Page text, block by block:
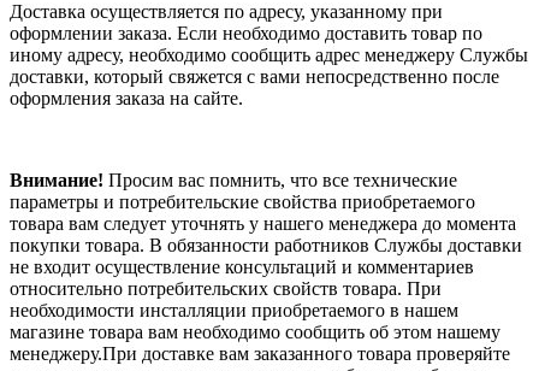
Доставка осуществляется по адресу, указанному при
оформлении заказа. Если необходимо доставить товар по
иному адресу, необходимо сообщить адрес менеджеру Службы
доставки, который свяжется с вами непосредственно после
оформления заказа на сайте.
Внимание! Просим вас помнить, что все технические
параметры и потребительские свойства приобретаемого
товара вам следует уточнять у нашего менеджера до момента
покупки товара. В обязанности работников Службы доставки
не входит осуществление консультаций и комментариев
относительно потребительских свойств товара. При
необходимости инсталляции приобретаемого в нашем
магазине товара вам необходимо сообщить об этом нашему
менеджеру.При доставке вам заказанного товара проверяйте